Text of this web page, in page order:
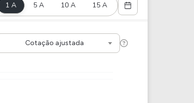
Radar do Dividendo Inteligente
Comparador de Ativos
As Ações Mais Buscadas
1 A 5 A 10 A 15 A
Cotação ajustada